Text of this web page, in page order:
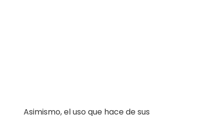
Asimismo, el uso que hace de sus